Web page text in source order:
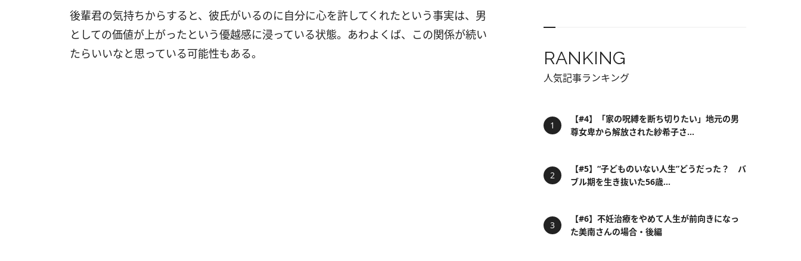
後輩君の気持ちからすると、彼氏がいるのに自分に心を許してくれたという事実は、男
としての価値が上がったという優越感に浸っている状態。あわよくば、この関係が続い
たらいいなと思っている可能性もある。
RANKING
人気記事ランキング
【#4】「家の呪縛を断ち切りたい」地元の男
尊女卑から解放された紗希子さ...
【#5】“子どものいない人生”どうだった？ バ
ブル期を生き抜いた56歳...
【#6】不妊治療をやめて人生が前向きになっ
た美南さんの場合・後編